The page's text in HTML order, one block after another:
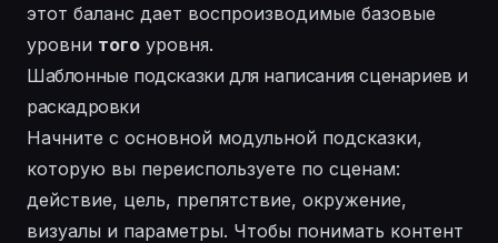
этот баланс дает воспроизводимые базовые
уровни того уровня.
Шаблонные подсказки для написания сценариев и
раскадровки
Начните с основной модульной подсказки,
которую вы переиспользуете по сценам:
действие, цель, препятствие, окружение,
визуалы и параметры. Чтобы понимать контент